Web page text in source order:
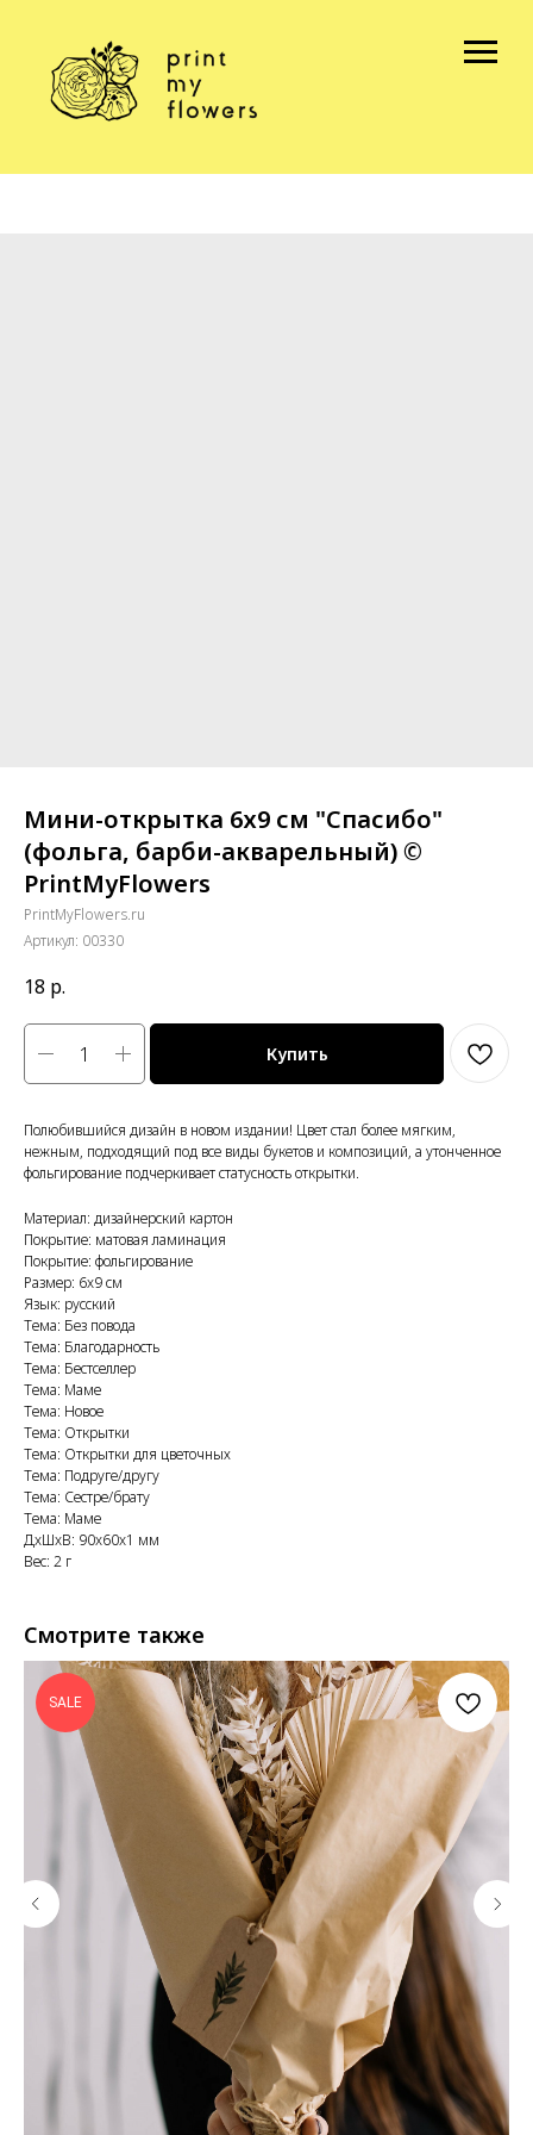
Мини-открытка 6х9 см "Спасибо"
(фольга, барби-акварельный) ©
PrintMyFlowers
PrintMyFlowers.ru
Артикул: 00330
18 р.
Купить
Полюбившийся дизайн в новом издании! Цвет стал более мягким,
нежным, подходящий под все виды букетов и композиций, а утонченное
фольгирование подчеркивает статусность открытки.
Материал: дизайнерский картон
Покрытие: матовая ламинация
Покрытие: фольгирование
Размер: 6x9 см
Язык: русский
Тема: Без повода
Тема: Благодарность
Тема: Бестселлер
Тема: Маме
Тема: Новое
Тема: Открытки
Тема: Открытки для цветочных
Тема: Подруге/другу
Тема: Сестре/брату
Тема: Маме
ДxШxВ: 90x60x1 мм
Вес: 2 г
Смотрите также
SALE